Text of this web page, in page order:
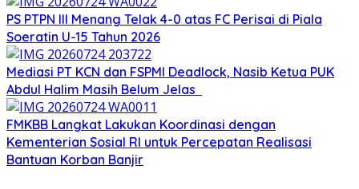
PS PTPN III Menang Telak 4-0 atas FC Perisai di Piala
Soeratin U-15 Tahun 2026
Mediasi PT KCN dan FSPMI Deadlock, Nasib Ketua PUK
Abdul Halim Masih Belum Jelas
FMKBB Langkat Lakukan Koordinasi dengan
Kementerian Sosial RI untuk Percepatan Realisasi
Bantuan Korban Banjir